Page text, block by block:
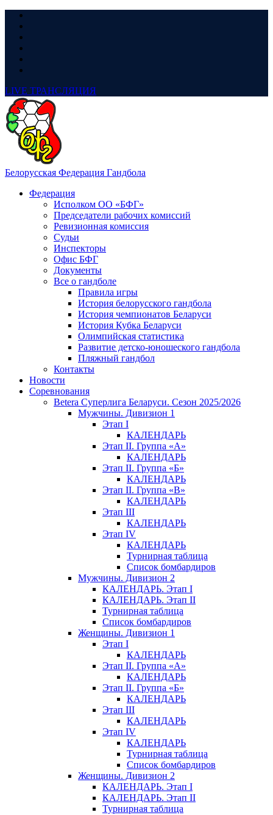
LIVE ТРАНСЛЯЦИЯ
Белорусская Федерация Гандбола
Федерация
Исполком ОО «БФГ»
Председатели рабочих комиссий
Ревизионная комиссия
Судьи
Инспекторы
Офис БФГ
Документы
Все о гандболе
Правила игры
История белорусского гандбола
История чемпионатов Беларуси
История Кубка Беларуси
Олимпийская статистика
Развитие детско-юношеского гандбола
Пляжный гандбол
Контакты
Новости
Соревнования
Betera Суперлига Беларуси. Сезон 2025/2026
Мужчины. Дивизион 1
Этап I
КАЛЕНДАРЬ
Этап II. Группа «А»
КАЛЕНДАРЬ
Этап II. Группа «Б»
КАЛЕНДАРЬ
Этап II. Группа «В»
КАЛЕНДАРЬ
Этап III
КАЛЕНДАРЬ
Этап IV
КАЛЕНДАРЬ
Турнирная таблица
Список бомбардиров
Мужчины. Дивизион 2
КАЛЕНДАРЬ. Этап I
КАЛЕНДАРЬ. Этап II
Турнирная таблица
Список бомбардиров
Женщины. Дивизион 1
Этап I
КАЛЕНДАРЬ
Этап II. Группа «А»
КАЛЕНДАРЬ
Этап II. Группа «Б»
КАЛЕНДАРЬ
Этап III
КАЛЕНДАРЬ
Этап IV
КАЛЕНДАРЬ
Турнирная таблица
Список бомбардиров
Женщины. Дивизион 2
КАЛЕНДАРЬ. Этап I
КАЛЕНДАРЬ. Этап II
Турнирная таблица